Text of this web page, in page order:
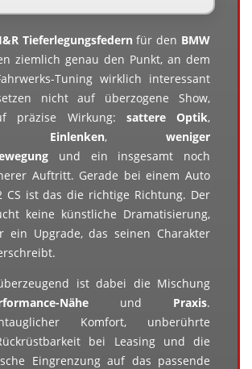
Tieferlegungsfedern für den BMW
ziemlich genau den Punkt, an dem
Tuning wirklich interessant
nicht auf überzogene Show,
präzise Wirkung: sattere Optik,
Einlenken, weniger
und ein insgesamt noch
Auftritt. Gerade bei einem Auto
CS ist das die richtige Richtung. Der
keine künstliche Dramatisierung,
ein Upgrade, das seinen Charakter
ist dabei die Mischung
Nähe und Praxis.
Komfort, unberührte
bei Leasing und die
Eingrenzung auf das passende